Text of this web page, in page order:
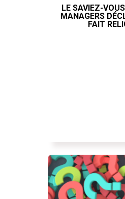
LE SAVIEZ-
MANAGERS
FAIT